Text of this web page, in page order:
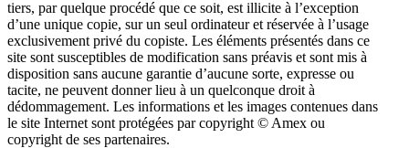
tiers, par quelque procédé que ce soit, est illicite à l’exception
d’une unique copie, sur un seul ordinateur et réservée à l’usage
exclusivement privé du copiste. Les éléments présentés dans ce
site sont susceptibles de modification sans préavis et sont mis à
disposition sans aucune garantie d’aucune sorte, expresse ou
tacite, ne peuvent donner lieu à un quelconque droit à
dédommagement. Les informations et les images contenues dans
le site Internet sont protégées par copyright © Amex ou
copyright de ses partenaires.